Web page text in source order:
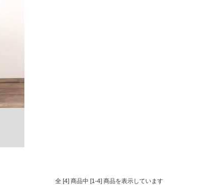
全 [4] 商品中 [1-4] 商品を表示しています